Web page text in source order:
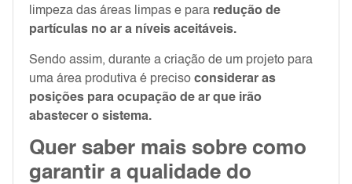
limpeza das áreas limpas e para redução de
partículas no ar a níveis aceitáveis.
Sendo assim, durante a criação de um projeto para
uma área produtiva é preciso considerar as
posições para ocupação de ar que irão
abastecer o sistema.
Quer saber mais sobre como
garantir a qualidade do